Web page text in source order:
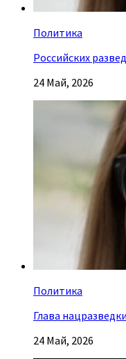
Политика
Российских
24 Май, 2026
Политика
Глава
24 Май, 2026